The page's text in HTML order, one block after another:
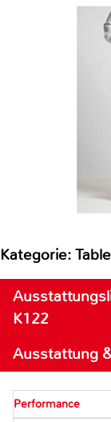
Kategorie:
K122
Ausstattung
Performance